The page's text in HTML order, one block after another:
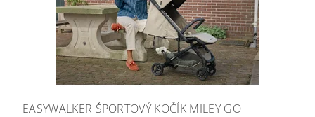
EASYWALKER ŠPORTOVÝ KOČÍK MILEY GO